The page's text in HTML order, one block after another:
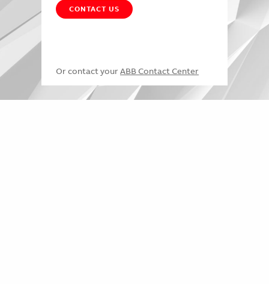
CONTACT US
Or contact your ABB Contact Center